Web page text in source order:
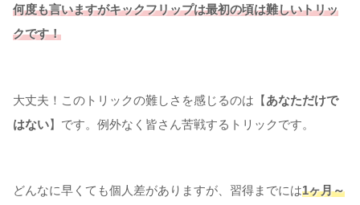
何度も言いますがキックフリップは最初の頃は難しいトリッ
クです！
大丈夫！このトリックの難しさを感じるのは【あなただけで
はない】です。例外なく皆さん苦戦するトリックです。
どんなに早くても個人差がありますが、習得までには1ヶ月～